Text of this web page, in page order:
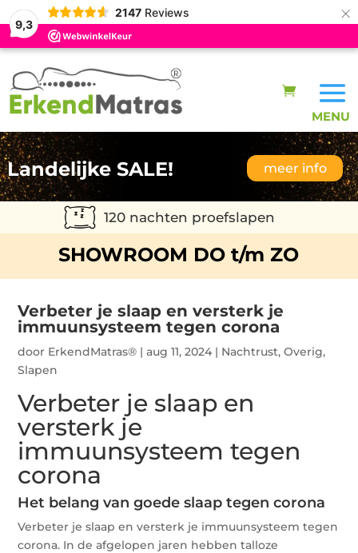
9,3
2147 Reviews ×
Landelijke SALE! meer info
120 nachten proefslapen
SHOWROOM DO t/m ZO
Verbeter je slaap en versterk je
immuunsysteem tegen corona
door ErkendMatras® |aug 11, 2024 | Nachtrust,Overig,
Slapen
Verbeter je slaap en
versterk je
immuunsysteem tegen
corona
Het belang van goede slaap tegen corona
Verbeter je slaap en versterk je immuunsysteem tegen
corona. In de afgelopen jaren hebben talloze